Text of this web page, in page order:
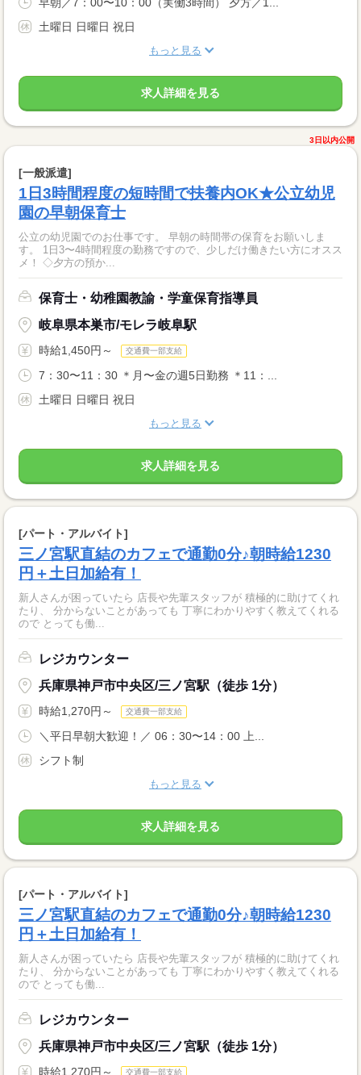
土曜日 日曜日 祝日
もっと見る
求人詳細を見る
3日以内公開
[一般派遣]
1日3時間程度の短時間で扶養内OK★公立幼児
園の早朝保育士
公立の幼児園でのお仕事です。 早朝の時間帯の保育をお願いしま
す。 1日3〜4時間程度の勤務ですので、少しだけ働きたい方にオスス
メ！ ◇夕方の預か...
保育士・幼稚園教諭・学童保育指導員
岐阜県本巣市/モレラ岐阜駅
時給1,450円～ 交通費一部支給
7：30〜11：30 ＊月〜金の週5日勤務 ＊11：...
土曜日 日曜日 祝日
もっと見る
求人詳細を見る
[パート・アルバイト]
三ノ宮駅直結のカフェで通勤0分♪朝時給1230
円＋土日加給有！
新人さんが困っていたら 店長や先輩スタッフが 積極的に助けてくれ
たり、 分からないことがあっても 丁寧にわかりやすく教えてくれる
ので とっても働...
レジカウンター
兵庫県神戸市中央区/三ノ宮駅（徒歩 1分）
時給1,270円～ 交通費一部支給
＼平日早朝大歓迎！／ 06：30〜14：00 上...
シフト制
もっと見る
求人詳細を見る
[パート・アルバイト]
三ノ宮駅直結のカフェで通勤0分♪朝時給1230
円＋土日加給有！
新人さんが困っていたら 店長や先輩スタッフが 積極的に助けてくれ
たり、 分からないことがあっても 丁寧にわかりやすく教えてくれる
ので とっても働...
レジカウンター
兵庫県神戸市中央区/三ノ宮駅（徒歩 1分）
時給1,270円～ 交通費一部支給